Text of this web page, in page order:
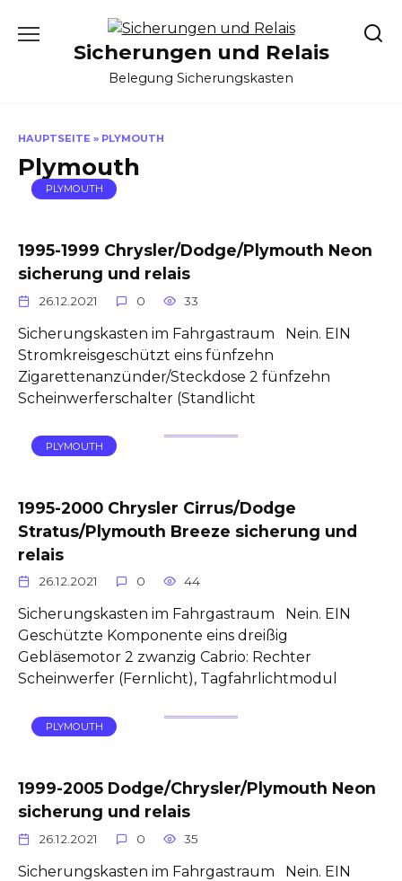
Sicherungen und Relais
Belegung Sicherungskasten
HAUPTSEITE » PLYMOUTH
Plymouth
PLYMOUTH
1995-1999 Chrysler/Dodge/Plymouth Neon
sicherung und relais
26.12.2021 0 33
Sicherungskasten im Fahrgastraum Nein. EIN
Stromkreisgeschützt eins fünfzehn
Zigarettenanzünder/Steckdose 2 fünfzehn
Scheinwerferschalter (Standlicht
PLYMOUTH
1995-2000 Chrysler Cirrus/Dodge
Stratus/Plymouth Breeze sicherung und
relais
26.12.2021 0 44
Sicherungskasten im Fahrgastraum Nein. EIN
Geschützte Komponente eins dreißig
Gebläsemotor 2 zwanzig Cabrio: Rechter
Scheinwerfer (Fernlicht), Tagfahrlichtmodul
PLYMOUTH
1999-2005 Dodge/Chrysler/Plymouth Neon
sicherung und relais
26.12.2021 0 35
Sicherungskasten im Fahrgastraum Nein. EIN